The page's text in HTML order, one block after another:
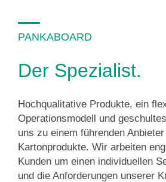
PANKABOARD
Der Spezialist.
Hochqualitative Produkte, ein
Operationsmodell und
uns zu einem führenden
Kartonprodukte. Wir arbeiten
Kunden um einen individuellen
und die Anforderungen unserer